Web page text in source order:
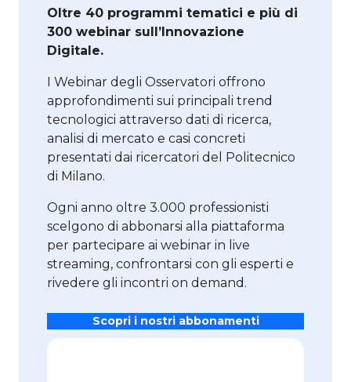
Oltre 40 programmi tematici e più di
300 webinar sull’Innovazione
Digitale.
I Webinar degli Osservatori offrono
approfondimenti sui principali trend
tecnologici attraverso dati di ricerca,
analisi di mercato e casi concreti
presentati dai ricercatori del Politecnico
di Milano.
Ogni anno oltre 3.000 professionisti
scelgono di abbonarsi alla piattaforma
per partecipare ai webinar in live
streaming, confrontarsi con gli esperti e
rivedere gli incontri on demand.
Scopri i nostri abbonamenti